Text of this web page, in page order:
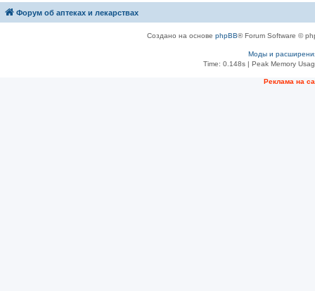
Форум об аптеках и лекарствах
Создано на основе phpBB® Forum Software ©
Моды и
Time: 0.148s| Peak Memory
Рeклама на